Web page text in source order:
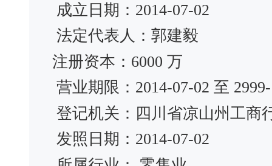
成立日期：2014-07-02
法定代表人：郭建毅
注册资本：6000 万
营业期限：2014-07-02 至
登记机关：四川省凉山州工商
发照日期：2014-07-02